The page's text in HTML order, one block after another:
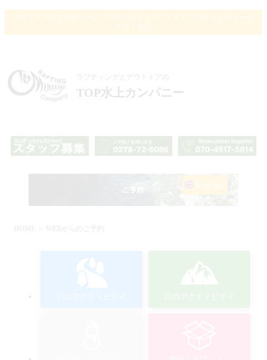
アウトドアのご予約ページ/ラフティングとアウトドア アクティビティーの
ラフティングとアウトドアの
TOP水上カンパニー
English
HOME ＞ WEBからのご予約